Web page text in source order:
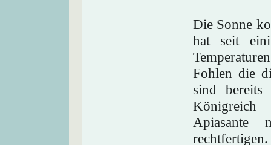
Die Sonne
hat seit
Fohlen die
sind